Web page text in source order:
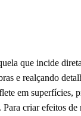
que incide
e realçando
em superfícies,
criar efeitos de